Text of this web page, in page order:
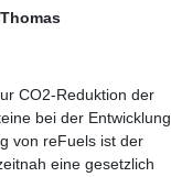
CO2-Reduktion der
bei der Entwicklung
von reFuels ist der
eine gesetzlich